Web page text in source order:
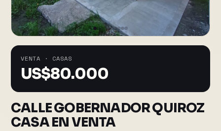
VENTA · CASAS
US$80.000
CALLE GOBERNADOR QUIROZ
CASA EN VENTA